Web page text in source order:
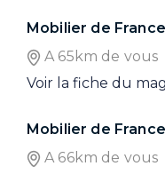
Mobilier de
A 65km de vous
Voir la fiche du
Mobilier de
A 66km de vous